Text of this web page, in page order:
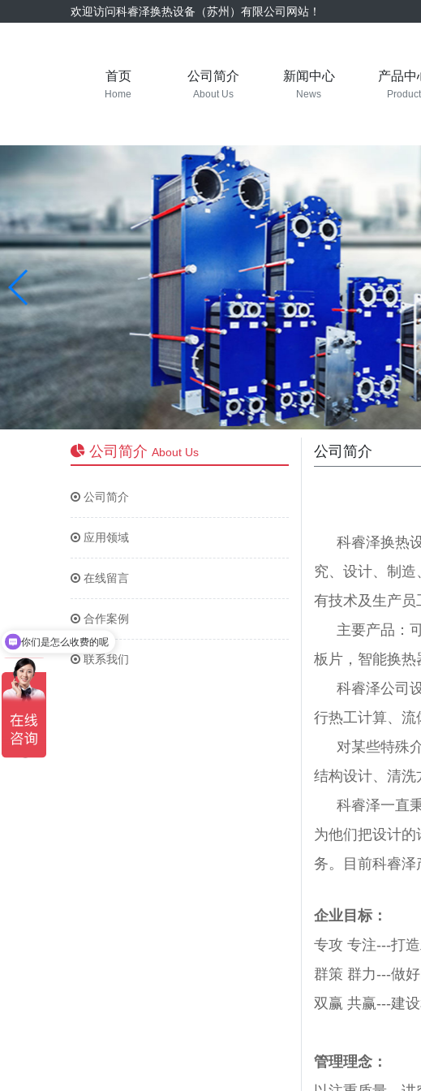
欢迎访问科睿泽换热设备（苏州）有限公司网站！
首页
Home
公司简介
About Us
新闻中心
News
产品中
Product
公司简介 About Us
公司简介
应用领域
在线留言
合作案例
联系我们
公司简介
科睿泽换热
究、设计、制
有技术及生产员
主要产品：
板片，智能换热
科睿泽公司
行热工计算、流
对某些特殊
结构设计、清洗
科睿泽一直
为他们把设计
务。目前科睿泽
企业目标：
专攻 专注---打
群策 群力---做
双赢 共赢---建
管理理念：
你们是怎么收费的呢
现在有优惠活动吗